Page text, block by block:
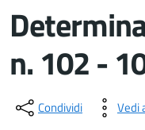
n. 102 -
Dettagli del
Condividi Vedi